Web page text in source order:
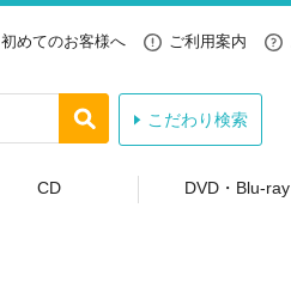
初めてのお客様へ ご利用案内
こだわり検索
CD DVD・Blu-ray